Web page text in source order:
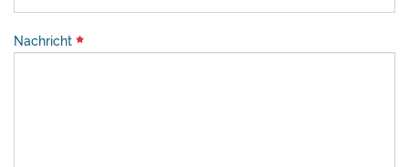
Nachricht